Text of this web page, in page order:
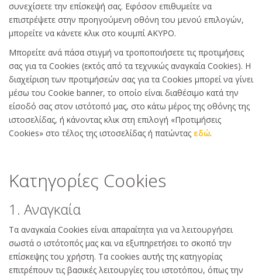
συνεχίσετε την επίσκεψή σας. Εφόσον επιθυμείτε να
επιστρέψετε στην προηγούμενη οθόνη του μενού επιλογών,
μπορείτε να κάνετε κλικ στο κουμπί ΑΚΥΡΟ.
Μπορείτε ανά πάσα στιγμή να τροποποιήσετε τις προτιμήσεις
σας για τα Cookies (εκτός από τα τεχνικώς αναγκαία Cookies). Η
διαχείριση των προτιμήσεών σας για τα Cookies μπορεί να γίνει
μέσω του Cookie banner, το οποίο είναι διαθέσιμο κατά την
είσοδό σας στον ιστότοπό μας, στο κάτω μέρος της οθόνης της
ιστοσελίδας, ή κάνοντας κλικ στη επιλογή «Προτιμήσεις
Cookies» στο τέλος της ιστοσελίδας ή πατώντας εδώ.
Κατηγορίες Cookies
1. Αναγκαία
Τα αναγκαία Cookies είναι απαραίτητα για να λειτουργήσει
σωστά ο ιστότοπός μας και να εξυπηρετήσει το σκοπό την
επίσκεψης του χρήστη. Τα cookies αυτής της κατηγορίας
επιτρέπουν τις βασικές λειτουργίες του ιστοτόπου, όπως την